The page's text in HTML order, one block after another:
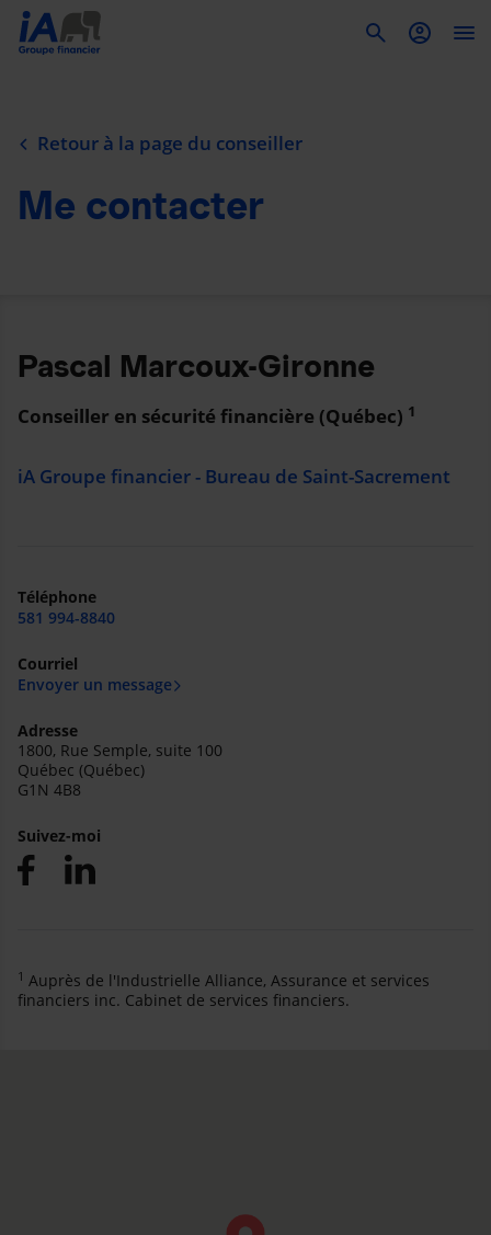
Retour à la page du conseiller
Me contacter
Pascal Marcoux-Gironne
Conseiller en sécurité financière (Québec) 1
iA Groupe financier - Bureau de Saint-Sacrement
Téléphone
581 994-8840
Courriel
Envoyer un message
Adresse
1800, Rue Semple, suite 100
Québec (Québec)
G1N 4B8
Suivez-moi
1 Auprès de l'Industrielle Alliance, Assurance et services
financiers inc. Cabinet de services financiers.